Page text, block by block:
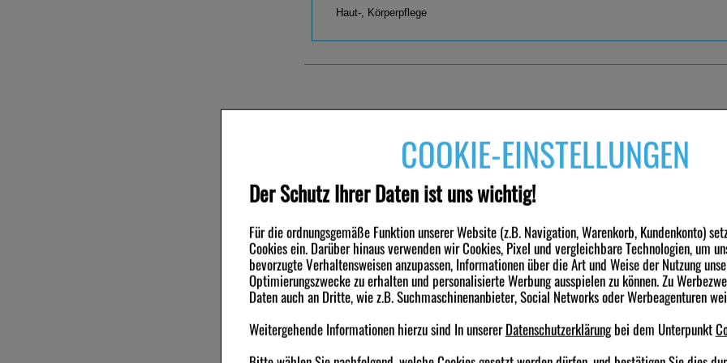
COOKIE-EINSTELLUNGEN
Der Schutz Ihrer Daten ist uns wichtig!
Für die ordnungsgemäße Funktion unserer Website (z.B. Navigation, Warenkorb, Kundenkonto)
Cookies ein. Darüber hinaus verwenden wir Cookies, Pixel und vergleichbare Technologien, um
bevorzugte Verhaltensweisen anzupassen, Informationen über die Art und Weise der Nutzung
Optimierungszwecke zu erhalten und personalisierte Werbung ausspielen zu können. Zu
Daten auch an Dritte, wie z.B. Suchmaschinenanbieter, Social Networks oder Werbeagenturen
Weitergehende Informationen hierzu sind In unsererDatenschutzerklärungbei dem Unterpunkt
Haut-, Körperpflege
EXCIPIAL Repair Sensitive Creme
50ml Creme
CETAPHIL Pro Itch Control
Protect Handcreme 50 ml (bevor
EXCIPIAL Protect Creme
PZN:00565222)
Produkt ist Außer Handel. Wir
liefern offiziellen Nachfolger
50ml Creme
-42%
CETAPHIL Pro
Handreinigung
Clean Flüssig-
Produkt ist
liefern
500ml
-34%